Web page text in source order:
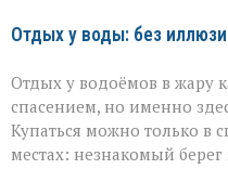
Отдых у воды: без
Отдых у водоёмов в жару
спасением, но именно
Купаться можно только в
местах: незнакомый